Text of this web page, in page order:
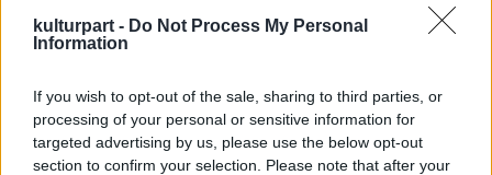
kulturpart - Do Not Process My Personal
Information
If you wish to opt-out of the sale, sharing to third parties, or
processing of your personal or sensitive information for
targeted advertising by us, please use the below opt-out
section to confirm your selection. Please note that after your
fel.
A Lady Blunt minden idők legnagyobb
összegéért kelt el a múlt században. A
hangszert online árulják majd június 20-án.